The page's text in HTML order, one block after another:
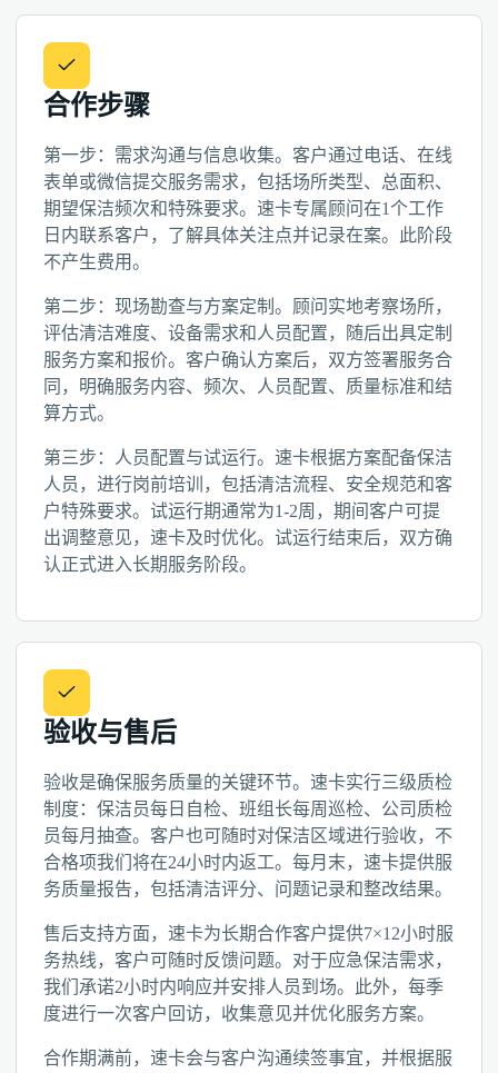
合作步骤
第一步：需求沟通与信息收集。客户通过电话、在线
表单或微信提交服务需求，包括场所类型、总面积、
期望保洁频次和特殊要求。速卡专属顾问在1个工作
日内联系客户，了解具体关注点并记录在案。此阶段
不产生费用。
第二步：现场勘查与方案定制。顾问实地考察场所，
评估清洁难度、设备需求和人员配置，随后出具定制
服务方案和报价。客户确认方案后，双方签署服务合
同，明确服务内容、频次、人员配置、质量标准和结
算方式。
第三步：人员配置与试运行。速卡根据方案配备保洁
人员，进行岗前培训，包括清洁流程、安全规范和客
户特殊要求。试运行期通常为1-2周，期间客户可提
出调整意见，速卡及时优化。试运行结束后，双方确
认正式进入长期服务阶段。
验收与售后
验收是确保服务质量的关键环节。速卡实行三级质检
制度：保洁员每日自检、班组长每周巡检、公司质检
员每月抽查。客户也可随时对保洁区域进行验收，不
合格项我们将在24小时内返工。每月末，速卡提供服
务质量报告，包括清洁评分、问题记录和整改结果。
售后支持方面，速卡为长期合作客户提供7×12小时服
务热线，客户可随时反馈问题。对于应急保洁需求，
我们承诺2小时内响应并安排人员到场。此外，每季
度进行一次客户回访，收集意见并优化服务方案。
合作期满前，速卡会与客户沟通续签事宜，并根据服